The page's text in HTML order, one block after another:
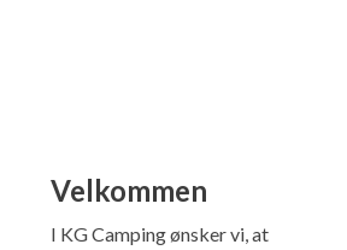
Velkommen
I KG Camping ønsker vi, at